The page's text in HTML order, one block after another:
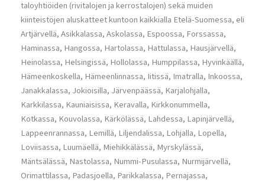
taloyhtiöiden (rivitalojen ja kerrostalojen) sekä muiden
kiinteistöjen aluskatteet kuntoon kaikkialla Etelä-Suomessa, eli
Artjärvellä, Asikkalassa, Askolassa, Espoossa, Forssassa,
Haminassa, Hangossa, Hartolassa, Hattulassa, Hausjärvellä,
Heinolassa, Helsingissä, Hollolassa, Humppilassa, Hyvinkäällä,
Hämeenkoskella, Hämeenlinnassa, Iitissä, Imatralla, Inkoossa,
Janakkalassa, Jokioisilla, Järvenpäässä, Karjalohjalla,
Karkkilassa, Kauniaisissa, Keravalla, Kirkkonummella,
Kotkassa, Kouvolassa, Kärkölässä, Lahdessa, Lapinjärvellä,
Lappeenrannassa, Lemillä, Liljendalissa, Lohjalla, Lopella,
Loviisassa, Luumäellä, Miehikkälässä, Myrskylässä,
Mäntsälässä, Nastolassa, Nummi-Pusulassa, Nurmijärvellä,
Orimattilassa, Padasjoella, Parikkalassa, Pernajassa,